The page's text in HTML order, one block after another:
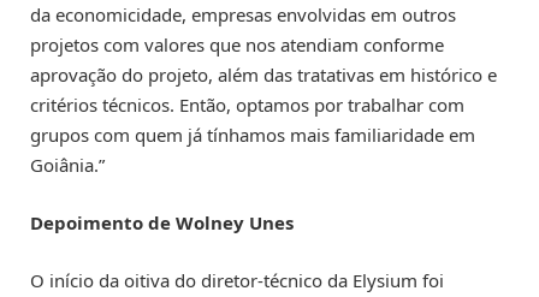
da economicidade, empresas envolvidas em outros
projetos com valores que nos atendiam conforme
aprovação do projeto, além das tratativas em histórico e
critérios técnicos. Então, optamos por trabalhar com
grupos com quem já tínhamos mais familiaridade em
Goiânia.”
Depoimento de Wolney Unes
O início da oitiva do diretor-técnico da Elysium foi